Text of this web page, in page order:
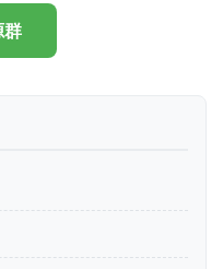
群